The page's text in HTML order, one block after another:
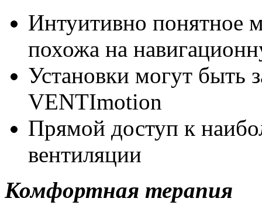
Интуитивно понятное
похожа на
Установки могут
VENTImotion
Прямой доступ к
вентиляции
Комфортная терапия